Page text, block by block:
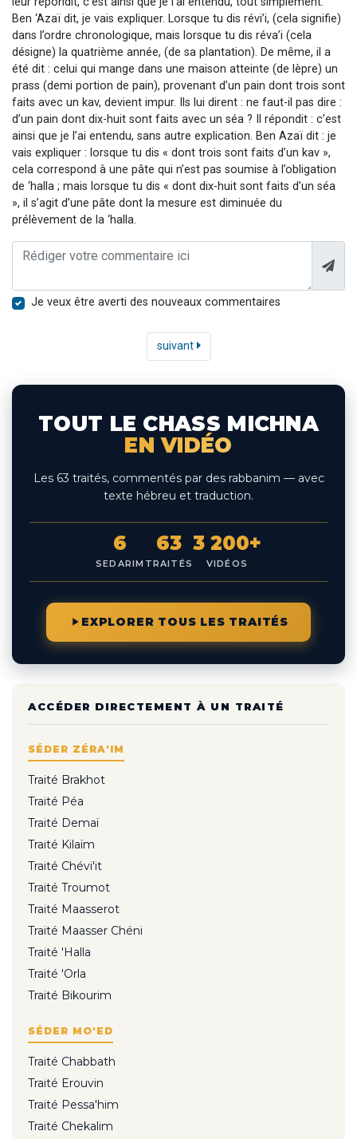
Ben ‘Azaï dit, je vais expliquer. Lorsque tu dis révi’i, (cela signifie)
dans l’ordre chronologique, mais lorsque tu dis réva’i (cela
désigne) la quatrième année, (de sa plantation). De même, il a
été dit : celui qui mange dans une maison atteinte (de lèpre) un
prass (demi portion de pain), provenant d’un pain dont trois sont
faits avec un kav, devient impur. Ils lui dirent : ne faut-il pas dire :
d’un pain dont dix-huit sont faits avec un séa ? Il répondit : c’est
ainsi que je l’ai entendu, sans autre explication. Ben Azaï dit : je
vais expliquer : lorsque tu dis « dont trois sont faits d’un kav »,
cela correspond à une pâte qui n’est pas soumise à l’obligation
de ‘halla ; mais lorsque tu dis « dont dix-huit sont faits d’un séa
», il s’agit d’une pâte dont la mesure est diminuée du
prélèvement de la ‘halla.
Je veux être averti des nouveaux commentaires
suivant
TOUT LE CHASS MICHNA
EN VIDÉO
Les 63 traités, commentés par des rabbanim — avec
texte hébreu et traduction.
6
SEDARIM
63
TRAITÉS
3 200+
VIDÉOS
EXPLORER TOUS LES TRAITÉS
ACCÉDER DIRECTEMENT À UN TRAITÉ
SÉDER ZÉRA'IM
Traité Brakhot
Traité Péa
Traité Demaï
Traité Kilaïm
Traité Chévi'it
Traité Troumot
Traité Maasserot
Traité Maasser Chéni
Traité 'Halla
Traité 'Orla
Traité Bikourim
SÉDER MO'ED
Traité Chabbath
Traité Erouvin
Traité Pessa'him
Traité Chekalim